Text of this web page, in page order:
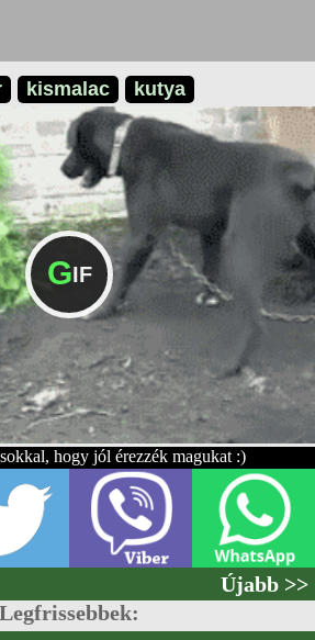
kismalac kutya
GIF
hogy jól érezzék magukat :)
Újabb >>
Legfrissebbek: